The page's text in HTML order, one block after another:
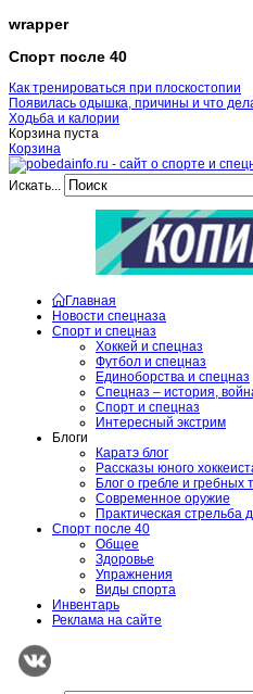
wrapper
Спорт после 40
Как тренироваться при плоскостопии
Появилась одышка, причины и что
Ходьба и калории
Корзина пуста
Корзина
Искать...
Главная
Новости спецназа
Спорт и спецназ
Хоккей и спецназ
Футбол и спецназ
Единоборства и спецназ
Спецназ – история,
Спорт и спецназ
Интересный экстрим
Блоги
Каратэ блог
Рассказы юного
Блог о гребле и гребных
Современное оружие
Практическая стрельба
Спорт после 40
Общее
Здоровье
Упражнения
Виды спорта
Инвентарь
Реклама на сайте